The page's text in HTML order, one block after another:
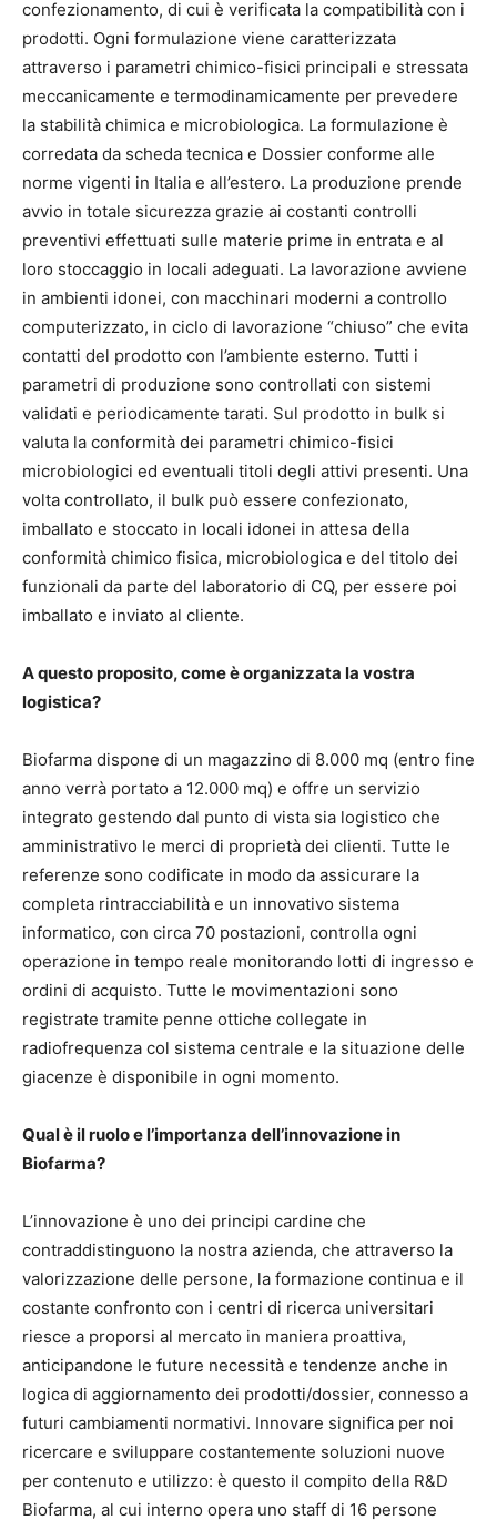
confezionamento, di cui è verificata la compatibilità con i
prodotti. Ogni formulazione viene caratterizzata
attraverso i parametri chimico-fisici principali e stressata
meccanicamente e termodinamicamente per prevedere
la stabilità chimica e microbiologica. La formulazione è
corredata da scheda tecnica e Dossier conforme alle
norme vigenti in Italia e all’estero. La produzione prende
avvio in totale sicurezza grazie ai costanti controlli
preventivi effettuati sulle materie prime in entrata e al
loro stoccaggio in locali adeguati. La lavorazione avviene
in ambienti idonei, con macchinari moderni a controllo
computerizzato, in ciclo di lavorazione “chiuso” che evita
contatti del prodotto con l’ambiente esterno. Tutti i
parametri di produzione sono controllati con sistemi
validati e periodicamente tarati. Sul prodotto in bulk si
valuta la conformità dei parametri chimico-fisici
microbiologici ed eventuali titoli degli attivi presenti. Una
volta controllato, il bulk può essere confezionato,
imballato e stoccato in locali idonei in attesa della
conformità chimico fisica, microbiologica e del titolo dei
funzionali da parte del laboratorio di CQ, per essere poi
imballato e inviato al cliente.
A questo proposito, come è organizzata la vostra
logistica?
Biofarma dispone di un magazzino di 8.000 mq (entro fine
anno verrà portato a 12.000 mq) e offre un servizio
integrato gestendo dal punto di vista sia logistico che
amministrativo le merci di proprietà dei clienti. Tutte le
referenze sono codificate in modo da assicurare la
completa rintracciabilità e un innovativo sistema
informatico, con circa 70 postazioni, controlla ogni
operazione in tempo reale monitorando lotti di ingresso e
ordini di acquisto. Tutte le movimentazioni sono
registrate tramite penne ottiche collegate in
radiofrequenza col sistema centrale e la situazione delle
giacenze è disponibile in ogni momento.
Qual è il ruolo e l’importanza dell’innovazione in
Biofarma?
L’innovazione è uno dei principi cardine che
contraddistinguono la nostra azienda, che attraverso la
valorizzazione delle persone, la formazione continua e il
costante confronto con i centri di ricerca universitari
riesce a proporsi al mercato in maniera proattiva,
anticipandone le future necessità e tendenze anche in
logica di aggiornamento dei prodotti/dossier, connesso a
futuri cambiamenti normativi. Innovare significa per noi
ricercare e sviluppare costantemente soluzioni nuove
per contenuto e utilizzo: è questo il compito della R&D
Biofarma, al cui interno opera uno staff di 16 persone